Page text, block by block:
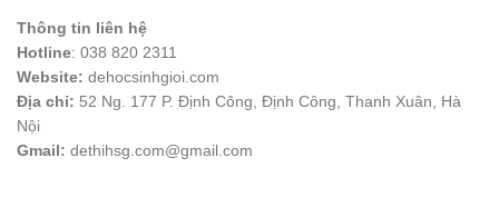
Thông tin liên hệ
Hotline: 038 820 2311
Website: dehocsinhgioi.com
Địa chỉ: 52 Ng. 177 P. Định Công, Định Công, Thanh Xuân, Hà
Nội
Gmail: dethihsg.com@gmail.com